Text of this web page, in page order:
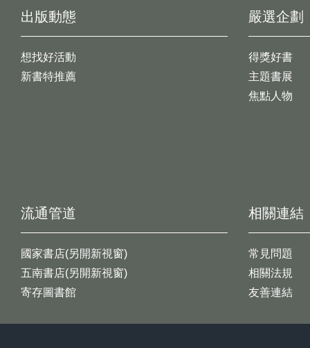
出版動態
想找好活動
新書特推薦
嚴選企劃
得獎好書
主題書展
焦點人物
流通管道
國家書店(另開新視窗)
五南書店(另開新視窗)
寄存圖書館
相關連結
常見問題
相關法規
友善連結